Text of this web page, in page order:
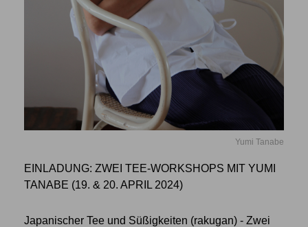
Yumi Tanabe
EINLADUNG: ZWEI TEE-WORKSHOPS MIT YUMI
TANABE (19. & 20. APRIL 2024)
Japanischer Tee und Süßigkeiten (rakugan) - Zwei